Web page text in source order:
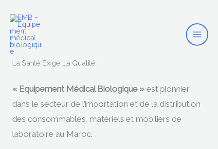
content
La Santé Exige La Qualité !
« Equipement Médical Biologique » est pionnier
dans le secteur de l’importation et de la distribution
des consommables, matériels et mobiliers de
laboratoire au Maroc.